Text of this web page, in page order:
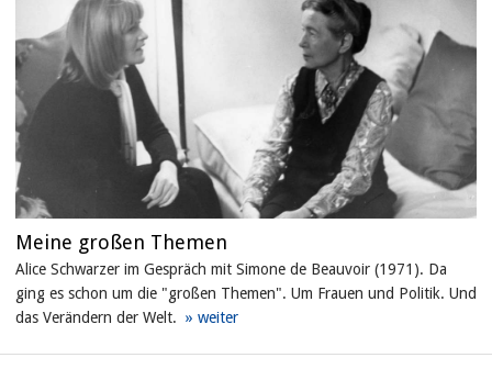
Meine großen Themen
Alice Schwarzer im Gespräch mit Simone de Beauvoir (1971). Da
ging es schon um die "großen Themen". Um Frauen und Politik. Und
das Verändern der Welt.